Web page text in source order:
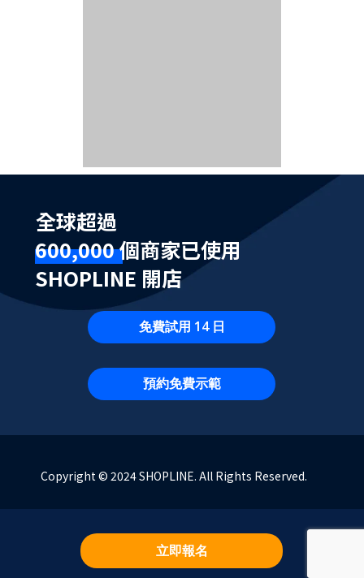
全球超過
600,000 個商家已使用
SHOPLINE 開店
免費試用 14 日
預約免費示範
Copyright © 2024 SHOPLINE. All Rights Reserved.
立即報名